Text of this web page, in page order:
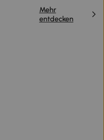
Mehr
entdecken